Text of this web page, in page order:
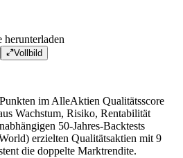
Vollbild
im AlleAktien Qualitätsscore
Wachstum, Risiko, Rentabilität
50-Jahres-Backtests
erzielten Qualitätsaktien mit 9
die doppelte Marktrendite.